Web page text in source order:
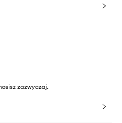
zazwyczaj.